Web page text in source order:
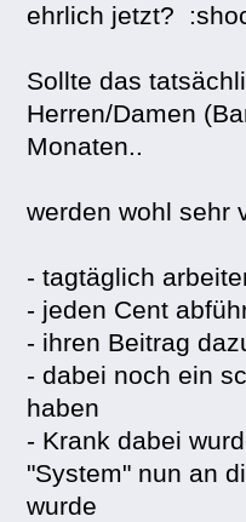
ehrlich jetzt?
Sollte das
Herren/Damen
Monaten..
werden wohl sehr
- tagtäglich
- jeden Cent
- ihren Beitrag
- dabei noch ein
haben
- Krank dabei
"System" nun an
wurde